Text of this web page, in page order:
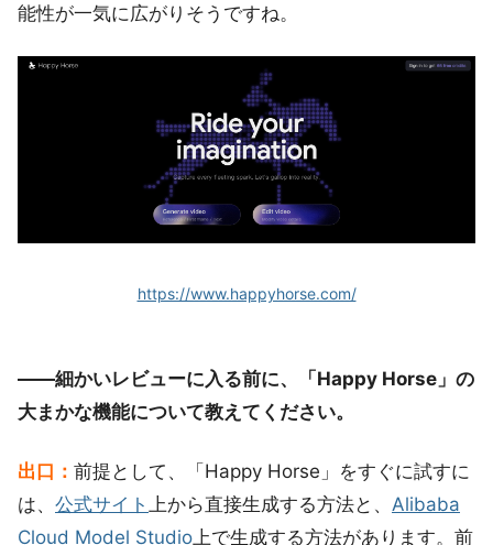
能性が一気に広がりそうですね。
https://www.happyhorse.com/
――細かいレビューに入る前に、「Happy Horse」の
大まかな機能について教えてください。
出口： 前提として、「Happy Horse」をすぐに試すに
は、 公式サイト 上から直接生成する方法と、 Alibaba
Cloud Model Studio 上で生成する方法があります。前